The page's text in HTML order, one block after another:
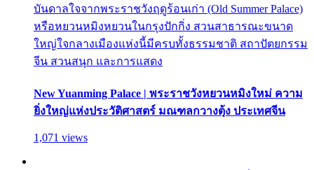
บันดาลใจจากพระราชวังฤดูร้อนเก่า (Old Summer Palace)
หรือหยวนหมิงหยวนในกรุงปักกิ่ง สวนสาธารณะขนาด
ใหญ่ใจกลางเมืองแห่งนี้มีครบทั้งธรรมชาติ สถาปัตยกรรม
จีน สวนสนุก และการแสดง
New Yuanming Palace | พระราชวังหยวนหมิงใหม่ ความ
ยิ่งใหญ่แห่งประวัติศาสตร์ มณฑลกวางตุ้ง ประเทศจีน
1,071 views